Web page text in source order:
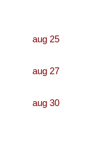
aug 25
aug 27
aug 30